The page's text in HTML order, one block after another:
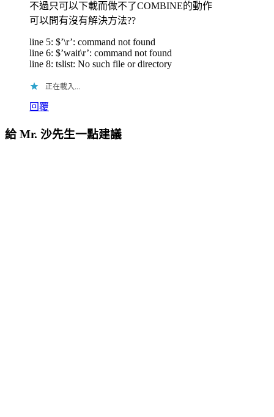
不過只可以下載而做不了COMBINE的動作
可以問有沒有解決方法??
line 5: $’\r’: command not found
line 6: $’wait\r’: command not found
line 8: tslist: No such file or directory
正在載入...
回覆
給 Mr. 沙先生一點建議